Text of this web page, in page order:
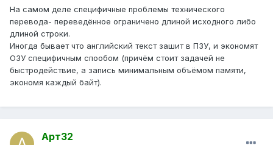
На самом деле специфичные проблемы технического
перевода- переведённое ограничено длиной исходного либо
длиной строки.
Иногда бывает что английский текст зашит в ПЗУ, и экономят
ОЗУ специфичным спообом (причём стоит задачей не
быстродействие, а запись минимальным объёмом памяти,
экономя каждый байт).
Арт32